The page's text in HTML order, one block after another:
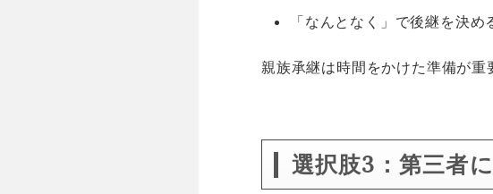
「なんとなく」で後継を決
親族承継は時間をかけた準備が重
選択肢3：第三者